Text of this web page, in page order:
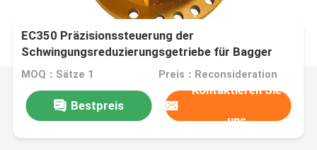
EC350 Präzisionssteuerung der
Schwingungsreduzierungsgetriebe für Bagger
MOQ：Sätze 1 Preis：Reconsideration
Bestpreis
Kontaktieren Sie
uns